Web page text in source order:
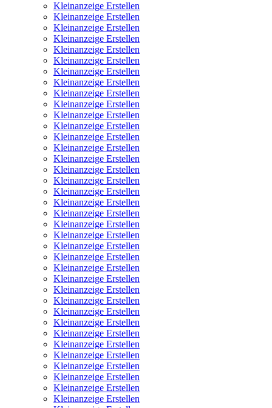
Kleinanzeige Erstellen
Kleinanzeige Erstellen
Kleinanzeige Erstellen
Kleinanzeige Erstellen
Kleinanzeige Erstellen
Kleinanzeige Erstellen
Kleinanzeige Erstellen
Kleinanzeige Erstellen
Kleinanzeige Erstellen
Kleinanzeige Erstellen
Kleinanzeige Erstellen
Kleinanzeige Erstellen
Kleinanzeige Erstellen
Kleinanzeige Erstellen
Kleinanzeige Erstellen
Kleinanzeige Erstellen
Kleinanzeige Erstellen
Kleinanzeige Erstellen
Kleinanzeige Erstellen
Kleinanzeige Erstellen
Kleinanzeige Erstellen
Kleinanzeige Erstellen
Kleinanzeige Erstellen
Kleinanzeige Erstellen
Kleinanzeige Erstellen
Kleinanzeige Erstellen
Kleinanzeige Erstellen
Kleinanzeige Erstellen
Kleinanzeige Erstellen
Kleinanzeige Erstellen
Kleinanzeige Erstellen
Kleinanzeige Erstellen
Kleinanzeige Erstellen
Kleinanzeige Erstellen
Kleinanzeige Erstellen
Kleinanzeige Erstellen
Kleinanzeige Erstellen